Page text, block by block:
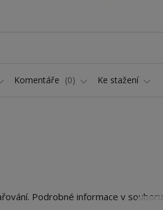
Komentáře 0 Ke stažení
Podrobné informace v souboru